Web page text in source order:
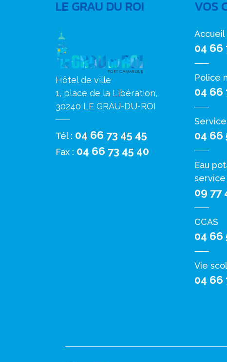
LE GRAU DU ROI
Hôtel de ville
1, place de la Libération,
30240 LE GRAU-DU-ROI
Tél : 04 66 73 45 45
Fax : 04 66 73 45 40
VOS
Accueil
04 66
Police
04 66
04 66
Eau
service
09 77
CCAS
04 66
Vie
04 66